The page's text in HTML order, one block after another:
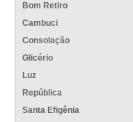
Bom Retiro
Cambuci
Consolação
Glicério
Luz
República
Santa Efigênia